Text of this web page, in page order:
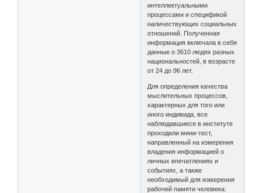
интеллектуальными
процессами и спецификой
наличествующих социальных
отношений. Полученная
информация включала в себя
данные о 3610 людях разных
национальностей, в возрасте
от 24 до 96 лет.
Для определения качества
мыслительных процессов,
характерных для того или
иного индивида, все
наблюдавшиеся в институте
проходили мини-тест,
направленный на измерения
владения информацией о
личных впечатлениях и
событиях, а также
необходимый для измерения
рабочей памяти человека.